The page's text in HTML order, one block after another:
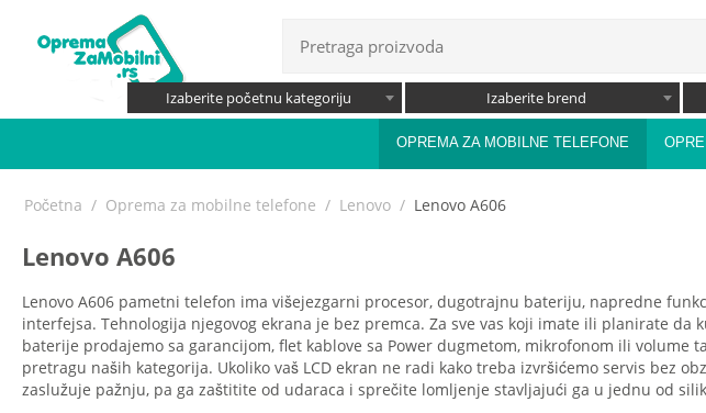
Izaberite početnu kategoriju Izaberite brend
OPREMA ZA MOBILNE TELEFONE
Početna / Oprema za mobilne telefone / Lenovo / Lenovo A606
Lenovo A606
Lenovo A606 pametni telefon ima višejezgarni procesor, dugotrajnu bateriju, napredne
interfejsa. Tehnologija njegovog ekrana je bez premca. Za sve vas koji imate ili planirate
baterije prodajemo sa garancijom, flet kablove sa Power dugmetom, mikrofonom ili
pretragu naših kategorija. Ukoliko vaš LCD ekran ne radi kako treba izvršićemo servis bez
zaslužuje pažnju, pa ga zaštitite od udaraca i sprečite lomljenje stavljajući ga u jednu od